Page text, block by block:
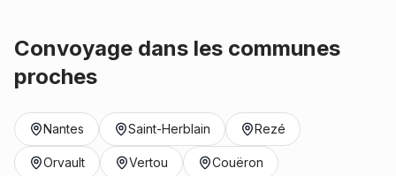
Convoyage dans les communes
proches
Nantes Saint-Herblain Rezé
Orvault Vertou Couëron